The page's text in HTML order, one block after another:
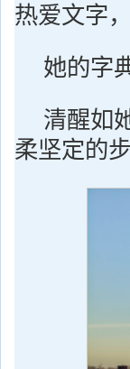
热爱文字
她的字
清醒如
柔坚定的步